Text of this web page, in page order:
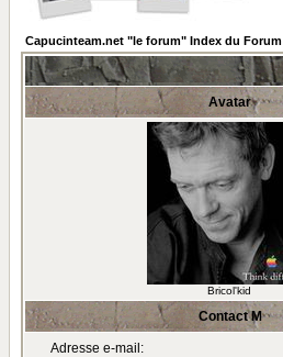
Capucinteam.net "le forum" Index du Forum
Avatar
Bricol'kid
Contact M
Adresse e-mail: